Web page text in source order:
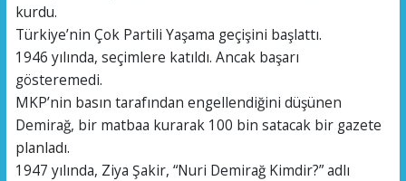
kurdu.
Türkiye’nin Çok Partili Yaşama geçişini başlattı.
1946 yılında, seçimlere katıldı. Ancak başarı
gösteremedi.
MKP’nin basın tarafından engellendiğini düşünen
Demirağ, bir matbaa kurarak 100 bin satacak bir gazete
planladı.
1947 yılında, Ziya Şakir, “Nuri Demirağ Kimdir?” adlı